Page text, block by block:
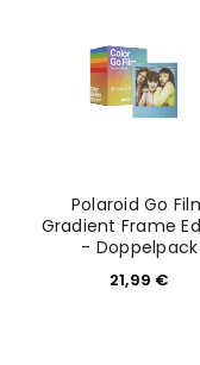
Polaroid Go
Gradient Frame
- Doppelpack
21,99 €